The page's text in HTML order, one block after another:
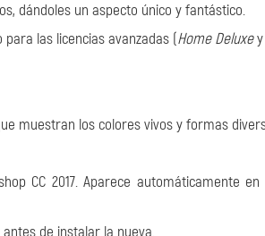
dándoles un aspecto único y fantástico.
las licencias avanzadas (Home Deluxey
muestran los colores vivos y formas
CC 2017. Aparece automáticamente
de instalar la nueva.